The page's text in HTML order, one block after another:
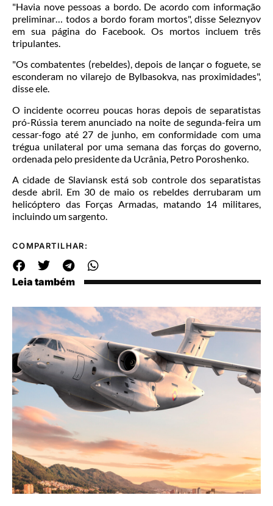
"Havia nove pessoas a bordo. De acordo com informação
preliminar… todos a bordo foram mortos", disse Seleznyov
em sua página do Facebook. Os mortos incluem três
tripulantes.
"Os combatentes (rebeldes), depois de lançar o foguete, se
esconderam no vilarejo de Bylbasokva, nas proximidades",
disse ele.
O incidente ocorreu poucas horas depois de separatistas
pró-Rússia terem anunciado na noite de segunda-feira um
cessar-fogo até 27 de junho, em conformidade com uma
trégua unilateral por uma semana das forças do governo,
ordenada pelo presidente da Ucrânia, Petro Poroshenko.
A cidade de Slaviansk está sob controle dos separatistas
desde abril. Em 30 de maio os rebeldes derrubaram um
helicóptero das Forças Armadas, matando 14 militares,
incluindo um sargento.
COMPARTILHAR:
Leia também